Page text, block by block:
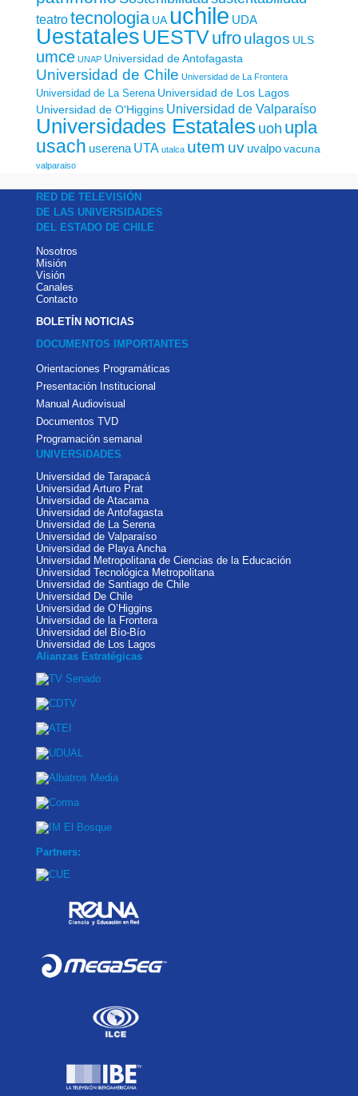
teatrotecnologia UA uchile UDA
Uestatales UESTVufroulagos ULS
umce UNAP Universidad de Antofagasta
Universidad de Chile Universidad de La Frontera
Universidad de La Serena Universidad de Los Lagos
Universidad de O'Higgins Universidad de Valparaíso
Universidades Estatales uoh upla
usach userena UTA utalca utem uv uvalpo vacuna
valparaiso
RED DE TELEVISIÓN
DE LAS UNIVERSIDADES
DEL ESTADO DE CHILE
Nosotros
Misión
Visión
Canales
Contacto
BOLETÍN NOTICIAS
DOCUMENTOS IMPORTANTES
Orientaciones Programáticas
Presentación Institucional
Manual Audiovisual
Documentos TVD
Programación semanal
UNIVERSIDADES
Universidad de Tarapacá
Universidad Arturo Prat
Universidad de Atacama
Universidad de Antofagasta
Universidad de La Serena
Universidad de Valparaíso
Universidad de Playa Ancha
Universidad Metropolitana de Ciencias de la Educación
Universidad Tecnológica Metropolitana
Universidad de Santiago de Chile
Universidad De Chile
Universidad de O’Higgins
Universidad de la Frontera
Universidad del Bío-Bío
Universidad de Los Lagos
Alianzas Estratégicas
Partners: